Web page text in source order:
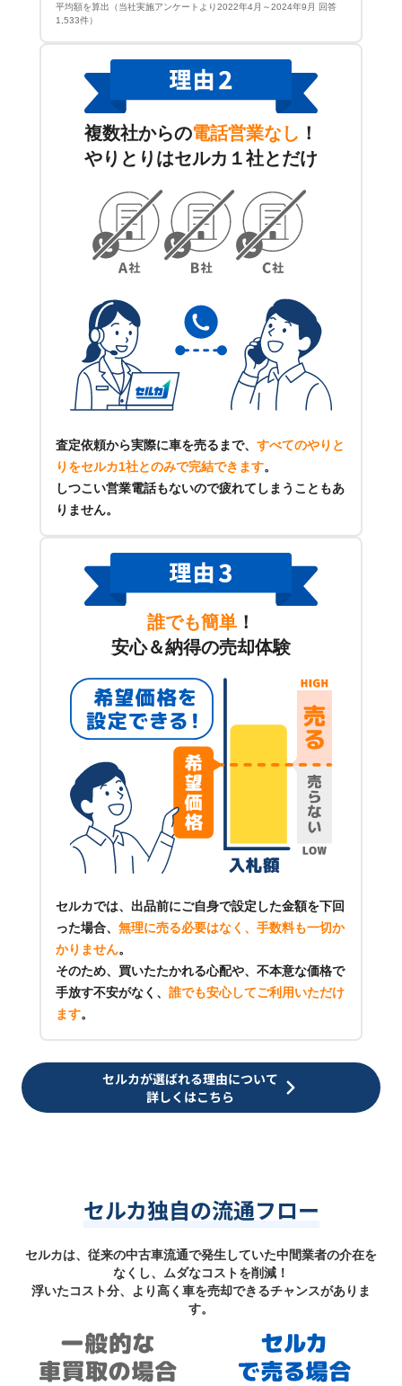
平均額を算出（当社実施アンケートより2022年4月～2024年9月 回答
1,533件）
複数社からの電話営業なし ！
やりとりはセルカ１社とだけ
査定依頼から実際に車を売るまで、 すべてのやりと
りをセルカ1社とのみで完結できます。
しつこい営業電話もないので疲れてしまうこともあ
りません。
誰でも簡単 ！
安心＆納得の売却体験
セルカでは、出品前にご自身で設定した金額を下回
った場合、 無理に売る必要はなく、手数料も一切か
かりません。
そのため、買いたたかれる心配や、不本意な価格で
手放す不安がなく、 誰でも安心してご利用いただけ
ます。
セルカが選ばれる理由について
詳しくはこちら
セルカ独自の流通フロー
セルカは、従来の中古車流通で発生していた中間業者の介在を
なくし、ムダなコストを削減！
浮いたコスト分、より高く車を売却できるチャンスがありま
す。